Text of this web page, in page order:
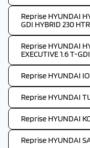
Reprise HYUNDAI
GDI HYBRID 230
Reprise HYUNDAI
EXECUTIVE 1.6 T-
Reprise HYUNDAI
Reprise HYUNDAI
Reprise HYUNDAI
Reprise HYUNDAI